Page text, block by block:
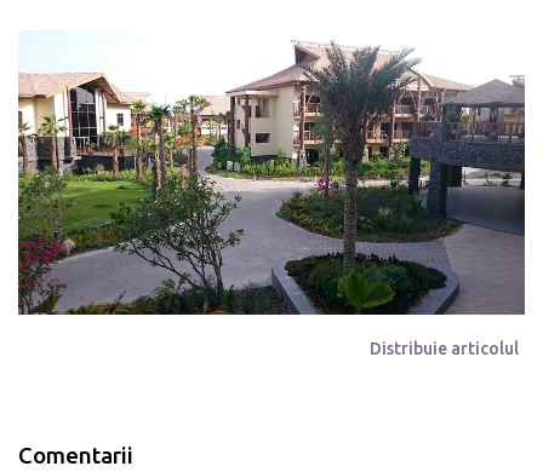
Distribuie articolul
Comentarii